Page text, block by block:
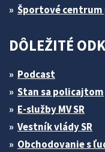
Športové
DÔLEŽITÉ
Podcast
Stan sa policajtom
E-služby MV SR
Vestník vlády SR
Obchodovanie s